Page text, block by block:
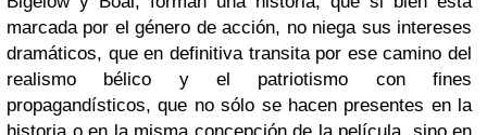
marcada por el género de acción, no niega sus intereses
dramáticos, que en definitiva transita por ese camino del
realismo bélico y el patriotismo con fines
propagandísticos, que no sólo se hacen presentes en la